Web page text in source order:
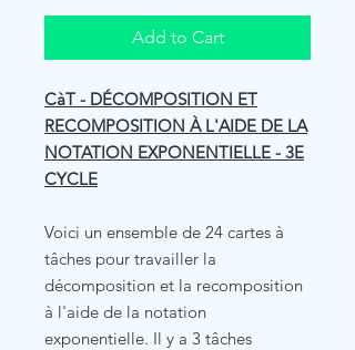
Add to Cart
CàT - DÉCOMPOSITION ET
RECOMPOSITION À L'AIDE DE LA
NOTATION EXPONENTIELLE - 3E
CYCLE
Voici un ensemble de 24 cartes à
tâches pour travailler la
décomposition et la recomposition
à l'aide de la notation
exponentielle. Il y a 3 tâches